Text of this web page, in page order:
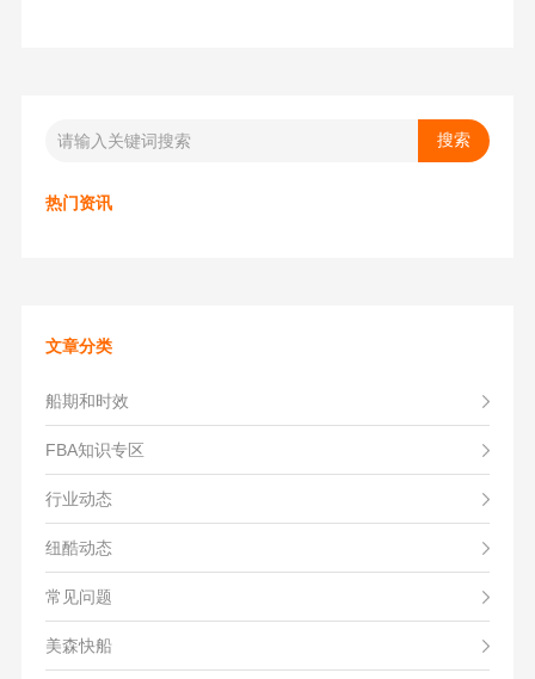
热门资讯
文章分类
船期和时效
FBA知识专区
行业动态
纽酷动态
常见问题
美森快船